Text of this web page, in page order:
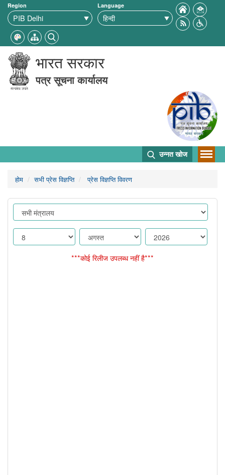
Region Language
भारत सरकार
पत्र सूचना कार्यालय
उन्नत खोज
होम सभी प्रेस विज्ञप्ति प्रेस विज्ञप्ति विवरण
***कोई रिलीज उपलब्ध नहीं है***